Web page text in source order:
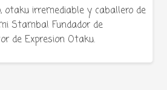
otaku irremediable y caballero de
Stamba! Fundador de
de Expresion Otaku.